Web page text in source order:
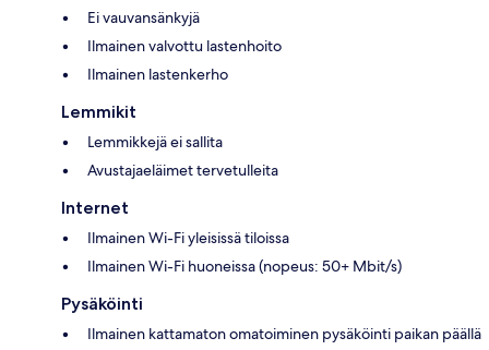
Ei vauvansänkyjä
Ilmainen valvottu lastenhoito
Ilmainen lastenkerho
Lemmikit
Lemmikkejä ei sallita
Avustajaeläimet tervetulleita
Internet
Ilmainen Wi-Fi yleisissä tiloissa
Ilmainen Wi-Fi huoneissa (nopeus: 50+ Mbit/s)
Pysäköinti
Ilmainen kattamaton omatoiminen pysäköinti paikan päällä